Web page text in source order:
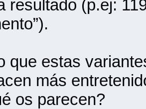
resultado (p.ej:
que estas
más
os parecen?